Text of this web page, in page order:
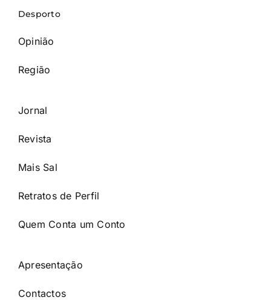
Desporto
Opinião
Região
Jornal
Revista
Mais Sal
Retratos de Perfil
Quem Conta um Conto
Apresentação
Contactos